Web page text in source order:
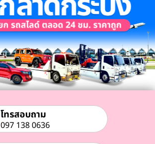
โทรสอบถาม
097 138 0636